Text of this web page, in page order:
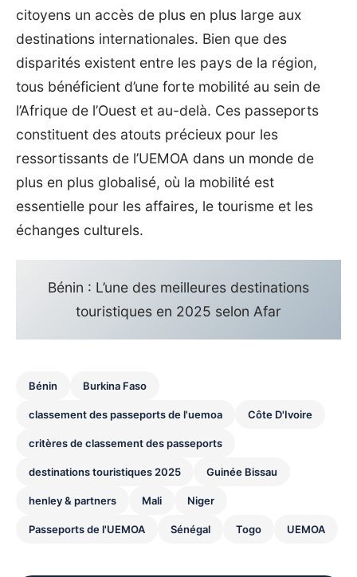
citoyens un accès de plus en plus large aux
destinations internationales. Bien que des
disparités existent entre les pays de la région,
tous bénéficient d’une forte mobilité au sein de
l’Afrique de l’Ouest et au-delà. Ces passeports
constituent des atouts précieux pour les
ressortissants de l’UEMOA dans un monde de
plus en plus globalisé, où la mobilité est
essentielle pour les affaires, le tourisme et les
échanges culturels.
Bénin : L’une des meilleures destinations
touristiques en 2025 selon Afar
Bénin Burkina Faso
classement des passeports de l'uemoa Côte D'Ivoire
critères de classement des passeports
destinations touristiques 2025 Guinée Bissau
henley & partners Mali Niger
Passeports de l'UEMOA Sénégal Togo UEMOA